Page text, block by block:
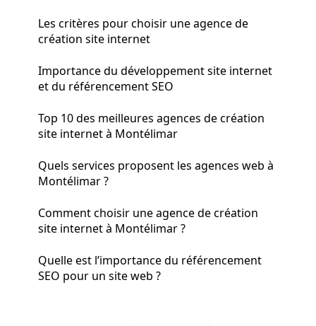
Les critères pour choisir une agence de
création site internet
Importance du développement site internet
et du référencement SEO
Top 10 des meilleures agences de création
site internet à Montélimar
Quels services proposent les agences web à
Montélimar ?
Comment choisir une agence de création
site internet à Montélimar ?
Quelle est l’importance du référencement
SEO pour un site web ?